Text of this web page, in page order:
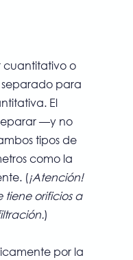
cuantitativo o
para
El
—y no
tipos de
como la
(¡Atención!
tiene orificios a
)
por la